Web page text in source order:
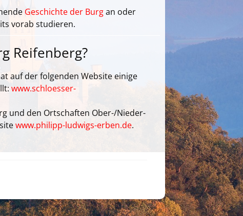
Geschichte der Burgan oder
vorab studieren.
Reifenberg?
auf der folgenden Website einige
www.schloesser-
und den Ortschaften Ober-/Nieder-
www.philipp-ludwigs-erben.de.